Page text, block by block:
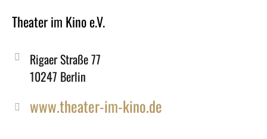
Theater im Kino e.V.
Rigaer Straße 77
10247 Berlin
www.theater-im-kino.de